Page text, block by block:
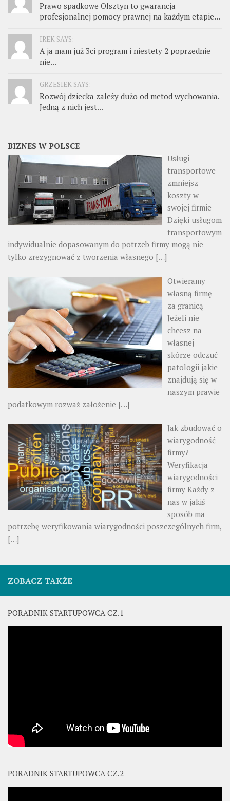
Prawo spadkowe Olsztyn to gwarancja
profesjonalnej pomocy prawnej na każdym etapie...
IREK SAYS:
A ja mam już 3ci program i niestety 2 poprzednie
nie...
GRZESIEK SAYS:
Rozwój dziecka zależy dużo od metod wychowania.
Jedną z nich jest...
BIZNES W POLSCE
Usługi
transportowe –
zmniejsz
koszty w
swojej firmie
Dzięki usługom
transportowym
indywidualnie dopasowanym do potrzeb firmy mogą nie
tylko zrezygnować z tworzenia własnego […]
Otwieramy
własną firmę
za granicą
Jeżeli nie
chcesz na
własnej
skórze odczuć
patologii jakie
znajdują się w
naszym prawie
podatkowym rozważ założenie […]
Jak zbudować o
wiarygodność
firmy?
Weryfikacja
wiarygodności
firmy Każdy z
nas w jakiś
sposób ma
potrzebę weryfikowania wiarygodności poszczególnych firm,
[…]
ZOBACZ TAKŻE
PORADNIK STARTUPOWCA CZ.1
PORADNIK STARTUPOWCA CZ.2